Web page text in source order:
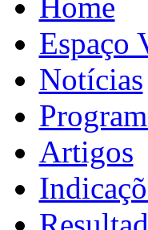
Home
Espaço
Notícias
Artigos